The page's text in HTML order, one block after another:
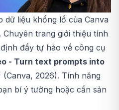
dữ liệu khổng lồ của Canva
trang giới thiệu tính
đầy tự hào về công cụ
- Turn text prompts into
(Canva, 2026). Tính năng
bí ý tưởng hoặc cần sản